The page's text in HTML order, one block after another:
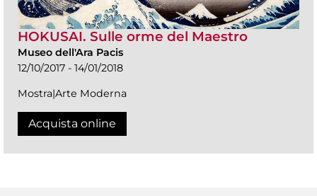
HOKUSAI. Sulle orme del Maestro
Museo dell'Ara Pacis
12/10/2017 - 14/01/2018
Mostra|Arte Moderna
Acquista online